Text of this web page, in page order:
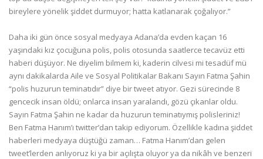
bireylere yönelik şiddet durmuyor; hatta katlanarak çoğalıyor.”
Daha iki gün önce sosyal medyaya Adana’da evden kaçan 16
yaşındaki kız çocuğuna polis, polis otosunda saatlerce tecavüz etti
haberi düşüyor. Ne diyelim bilmem ki, kaderin cilvesi mi tesadüf mü
aynı dakikalarda Aile ve Sosyal Politikalar Bakanı Sayın Fatma Şahin
“polis huzurun teminatıdır” diye bir tweet atıyor. Gezi sürecinde 8
gencecik insan öldü; onlarca insan yaralandı, gözü çıkanlar oldu.
Sayın Fatma Şahin ne kadar da huzurun teminatıymış polisleriniz!
Ben Fatma Hanım’ı twitter’dan takip ediyorum. Özellikle kadına şiddet
haberleri medyaya düştüğü zaman… Fatma Hanım’dan gelen
tweet’lerden anlıyoruz ki ya bir açılışta oluyor ya da nikâh ve benzeri